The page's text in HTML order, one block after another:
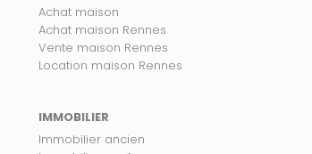
Achat maison
Achat maison Rennes
Vente maison Rennes
Location maison Rennes
IMMOBILIER
Immobilier ancien